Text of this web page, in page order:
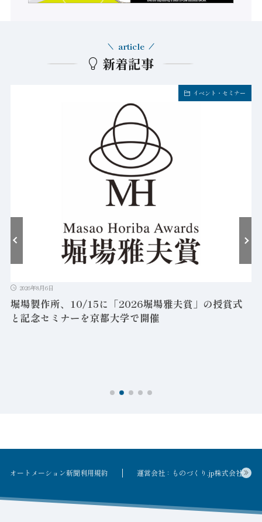
新着記事
article
新製品/サービス
2026年8月6日
富士電機、軽量化と耐久性を向上したグローバル向け
オートメーション新聞利用規約 運営会社：ものづくり.jp株式会社